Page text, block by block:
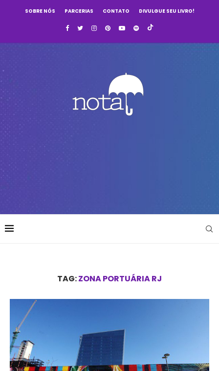
SOBRE NÓS PARCERIAS CONTATO DIVULGUE SEU LIVRO!
TAG:ZONA PORTUÁRIA RJ